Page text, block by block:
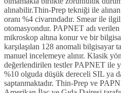
alınabilir.Thin-Prep tekniği ile
oranı %4 civarındadır. Smear ile
otomasyondur. PAPNET adı
mikroskop altına konur ve bir
karşılaşılan 128 anomali bilgisayar
manuel incelemeye alınır. Klasik
değerlendirilen testler PAPNET ile
%10 olguda düşük dereceli SIL ya
saptanmaktadır. Thin-Prep ve